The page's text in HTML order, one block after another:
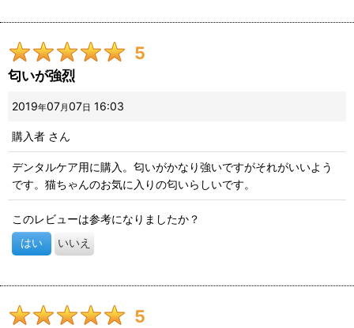
5
匂いが強烈
2019年07月 07日 16:03
購入者 さん
デンタルケア用に購入。匂いがかなり強いですがそれがいいよう
です。猫ちゃんのお気に入りの匂いらしいです。
このレビューは参考になりましたか？
はい いいえ
5